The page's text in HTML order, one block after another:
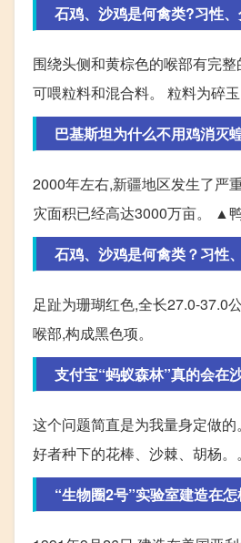
石鸡、沙鸡是何禽类?习性
围绕头侧和黄棕色的喉部有完
可喂粒料和混合料。 粒料为碎玉
巴基斯坦为什么不用鸡消灭
2000年左右,新疆地区发生了严
灾面积已经高达3000万亩。 ▲鸭
石鸡、沙鸡是何禽类？习性
足趾为珊瑚红色,全长27.0-37.0
喉部,构成黑色项。
支付宝“蚂蚁森林”真的会在
这个问题简直是为我量身定做
好者种下的花棒、沙棘、胡杨。。
“生物圈2号”实验室建造在